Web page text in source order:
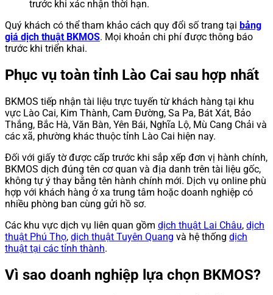
trước khi xác nhận thời hạn.
Quý khách có thể tham khảo cách quy đổi số trang tại bảng
giá dịch thuật BKMOS. Mọi khoản chi phí được thông báo
trước khi triển khai.
Phục vụ toàn tỉnh Lào Cai sau hợp nhất
BKMOS tiếp nhận tài liệu trực tuyến từ khách hàng tại khu
vực Lào Cai, Kim Thành, Cam Đường, Sa Pa, Bát Xát, Bảo
Thắng, Bắc Hà, Văn Bàn, Yên Bái, Nghĩa Lộ, Mù Cang Chải và
các xã, phường khác thuộc tỉnh Lào Cai hiện nay.
Đối với giấy tờ được cấp trước khi sắp xếp đơn vị hành chính,
BKMOS dịch đúng tên cơ quan và địa danh trên tài liệu gốc,
không tự ý thay bằng tên hành chính mới. Dịch vụ online phù
hợp với khách hàng ở xa trung tâm hoặc doanh nghiệp có
nhiều phòng ban cùng gửi hồ sơ.
Các khu vực dịch vụ liên quan gồm dịch thuật Lai Châu, dịch
thuật Phú Thọ, dịch thuật Tuyên Quang và hệ thống dịch
thuật tại các tỉnh thành.
Vì sao doanh nghiệp lựa chọn BKMOS?